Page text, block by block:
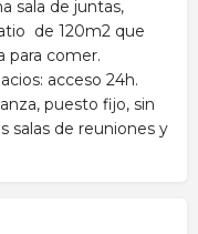
sala de juntas,
de 120m2 que
para comer.
acceso 24h.
puesto fijo, sin
salas de reuniones y